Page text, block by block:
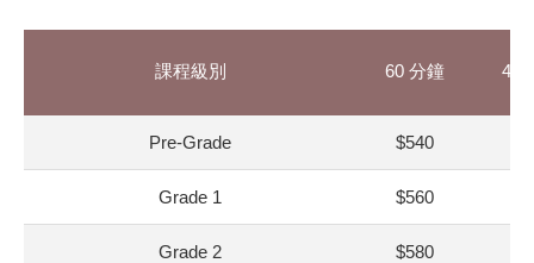
課程級別 60 分鐘 45
Pre-Grade $540
Grade 1 $560
Grade 2 $580